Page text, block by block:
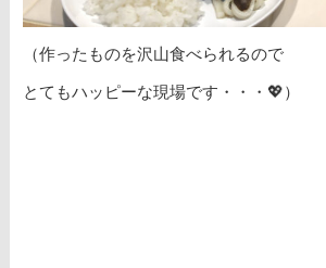
（作ったものを沢山食べられるので
とてもハッピーな現場です・・・💖）